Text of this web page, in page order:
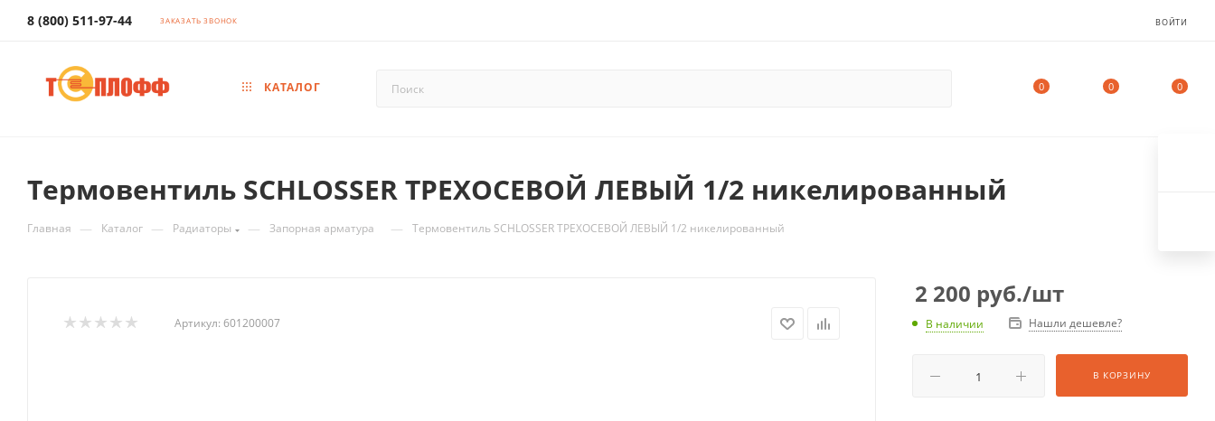
8 (800) 511-97-44 ЗАКАЗАТЬ ЗВОНОК ВОЙТИ
КАТАЛОГ 0 0 0
Термовентиль SCHLOSSER ТРЕХОСЕВОЙ ЛЕВЫЙ 1/2 никелированный
Главная — Каталог — Радиаторы — Запорная арматура — Термовентиль SCHLOSSER ТРЕХОСЕВОЙ ЛЕВЫЙ 1/2 никелированный
Артикул: 601200007
2 200 руб./шт
В наличии Нашли дешевле?
В КОРЗИНУ